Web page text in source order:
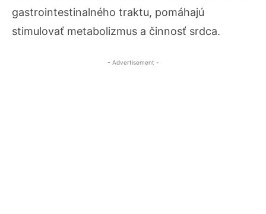
gastrointestinalného traktu, pomáhajú
stimulovať metabolizmus a činnosť srdca.
- Advertisement -